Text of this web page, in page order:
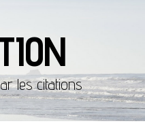
les citations